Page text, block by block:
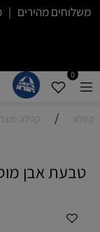
0
קטלוג / קטלוג
טבעת אבן